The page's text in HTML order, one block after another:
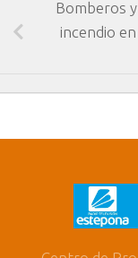
Bomberos
incendio